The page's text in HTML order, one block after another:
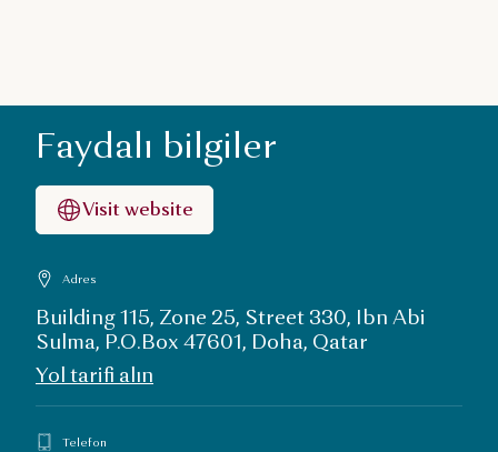
Faydalı bilgiler
Visit website
Adres
Building 115, Zone 25, Street 330, Ibn Abi
Sulma, P.O.Box 47601, Doha, Qatar
Yol tarifi alın
Telefon